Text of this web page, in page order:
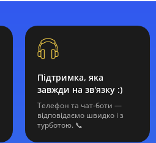
Підтримка, яка
завжди на зв'язку :)
Телефон та чат-боти —
відповідаємо швидко і з
турботою. 📞